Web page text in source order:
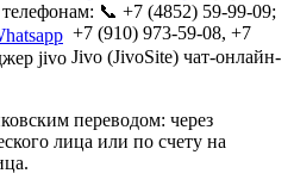
📞 +7 (4852) 59-99-09;
+7 (910) 973-59-08, +7
Jivo (JivoSite) чат-онлайн-
переводом: через
лица или по счету на